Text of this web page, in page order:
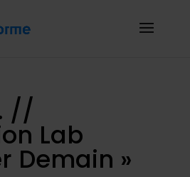
//
Lab
Demain »